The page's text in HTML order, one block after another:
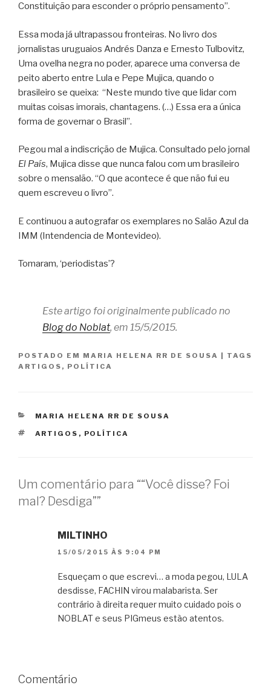
Constituição para esconder o próprio pensamento”.
Essa moda já ultrapassou fronteiras. No livro dos
jornalistas uruguaios Andrés Danza e Ernesto Tulbovitz,
Uma ovelha negra no poder, aparece uma conversa de
peito aberto entre Lula e Pepe Mujica, quando o
brasileiro se queixa: “Neste mundo tive que lidar com
muitas coisas imorais, chantagens. (…) Essa era a única
forma de governar o Brasil”.
Pegou mal a indiscrição de Mujica. Consultado pelo jornal
El País, Mujica disse que nunca falou com um brasileiro
sobre o mensalão. “O que acontece é que não fui eu
quem escreveu o livro”.
E continuou a autografar os exemplares no Salão Azul da
IMM (Intendencia de Montevideo).
Tomaram, ‘periodistas’?
Este artigo foi originalmente publicado no
Blog do Noblat, em 15/5/2015.
POSTADO EM MARIA HELENA RR DE SOUSA | TAGS
ARTIGOS , POLÍTICA
CATEGORIAS
MARIA HELENA RR DE SOUSA
TAGS
ARTIGOS , POLÍTICA
Um comentário para ““Você disse? Foi
mal? Desdiga””
MILTINHO
15/05/2015 ÀS 9:04 PM
Esqueçam o que escrevi… a moda pegou, LULA
desdisse, FACHIN virou malabarista. Ser
contrário à direita requer muito cuidado pois o
NOBLAT e seus PIGmeus estào atentos.
Comentário